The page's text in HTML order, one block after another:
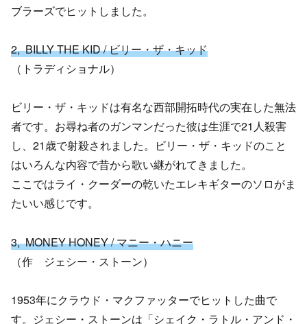
ブラーズでヒットしました。
2, BILLY THE KID / ビリー・ザ・キッド
（トラディショナル）
ビリー・ザ・キッドは有名な西部開拓時代の実在した無法
者です。お尋ね者のガンマンだった彼は生涯で21人殺害
し、21歳で射殺されました。ビリー・ザ・キッドのこと
はいろんな内容で昔から歌い継がれてきました。
ここではライ・クーダーの乾いたエレキギターのソロがま
たいい感じです。
3, MONEY HONEY / マニー・ハニー
（作 ジェシー・ストーン）
1953年にクラウド・マクファッターでヒットした曲で
す。ジェシー・ストーンは「シェイク・ラトル・アンド・